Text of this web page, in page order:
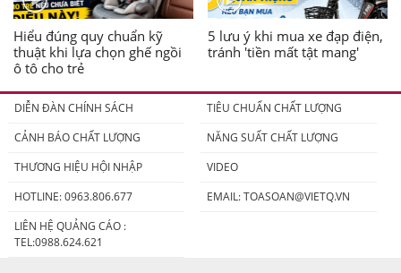
Hiểu đúng quy chuẩn kỹ
thuật khi lựa chọn ghế ngồi
ô tô cho trẻ
5 lưu ý khi mua xe đạp điện,
tránh 'tiền mất tật mang'
DIỄN ĐÀN CHÍNH SÁCH
TIÊU CHUẨN CHẤT LƯỢNG
CẢNH BÁO CHẤT LƯỢNG
NĂNG SUẤT CHẤT LƯỢNG
THƯƠNG HIỆU HỘI NHẬP
VIDEO
HOTLINE: 0963.806.677
EMAIL:TOASOAN@VIETQ.VN
LIÊN HỆ QUẢNG CÁO :
TEL:0988.624.621